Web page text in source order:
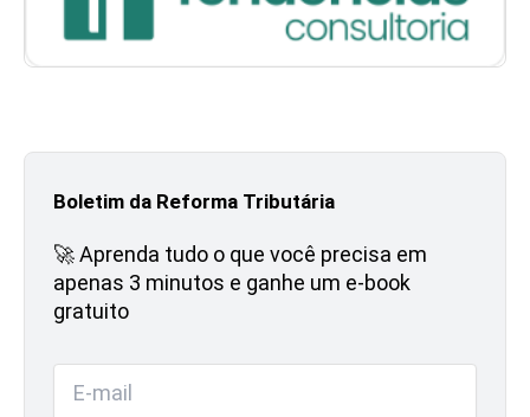
Boletim da Reforma Tributária
🚀 Aprenda tudo o que você precisa em
apenas 3 minutos e ganhe um e-book
gratuito